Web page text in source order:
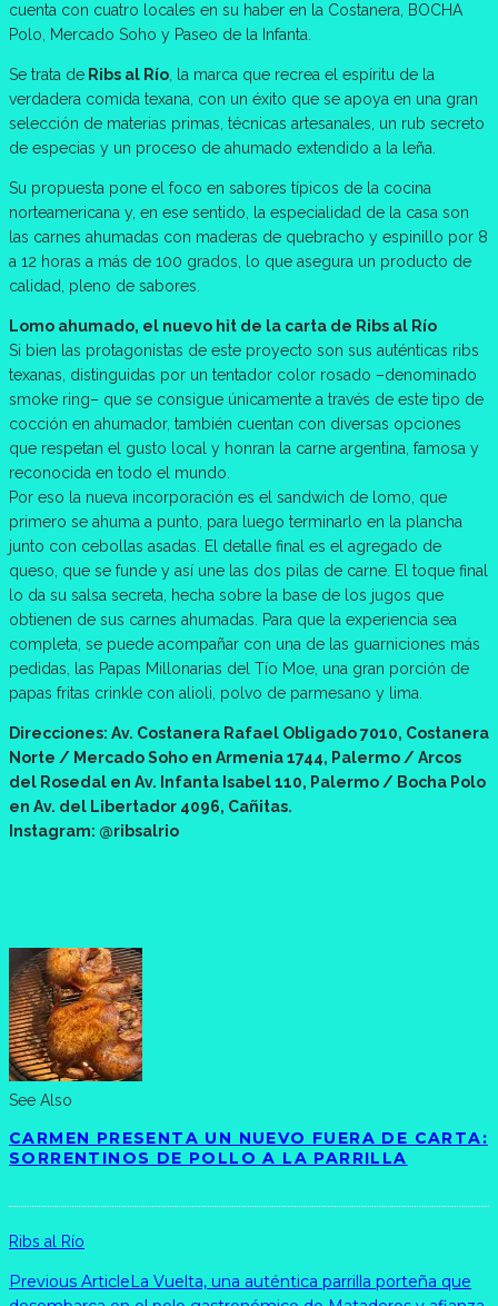
cuenta con cuatro locales en su haber en la Costanera, BOCHA
Polo, Mercado Soho y Paseo de la Infanta.
Se trata de Ribs al Río, la marca que recrea el espíritu de la
verdadera comida texana, con un éxito que se apoya en una gran
selección de materias primas, técnicas artesanales, un rub secreto
de especias y un proceso de ahumado extendido a la leña.
Su propuesta pone el foco en sabores típicos de la cocina
norteamericana y, en ese sentido, la especialidad de la casa son
las carnes ahumadas con maderas de quebracho y espinillo por 8
a 12 horas a más de 100 grados, lo que asegura un producto de
calidad, pleno de sabores.
Lomo ahumado, el nuevo hit de la carta de Ribs al Río
Si bien las protagonistas de este proyecto son sus auténticas ribs
texanas, distinguidas por un tentador color rosado –denominado
smoke ring– que se consigue únicamente a través de este tipo de
cocción en ahumador, también cuentan con diversas opciones
que respetan el gusto local y honran la carne argentina, famosa y
reconocida en todo el mundo.
Por eso la nueva incorporación es el sandwich de lomo, que
primero se ahuma a punto, para luego terminarlo en la plancha
junto con cebollas asadas. El detalle final es el agregado de
queso, que se funde y así une las dos pilas de carne. El toque final
lo da su salsa secreta, hecha sobre la base de los jugos que
obtienen de sus carnes ahumadas. Para que la experiencia sea
completa, se puede acompañar con una de las guarniciones más
pedidas, las Papas Millonarias del Tío Moe, una gran porción de
papas fritas crinkle con alioli, polvo de parmesano y lima.
Direcciones: Av. Costanera Rafael Obligado 7010, Costanera
Norte / Mercado Soho en Armenia 1744, Palermo / Arcos
del Rosedal en Av. Infanta Isabel 110, Palermo / Bocha Polo
en Av. del Libertador 4096, Cañitas.
Instagram: @ribsalrio
See Also
CARMEN PRESENTA UN NUEVO FUERA DE CARTA:
SORRENTINOS DE POLLO A LA PARRILLA
Ribs al Río
Previous Article La Vuelta, una auténtica parrilla porteña que